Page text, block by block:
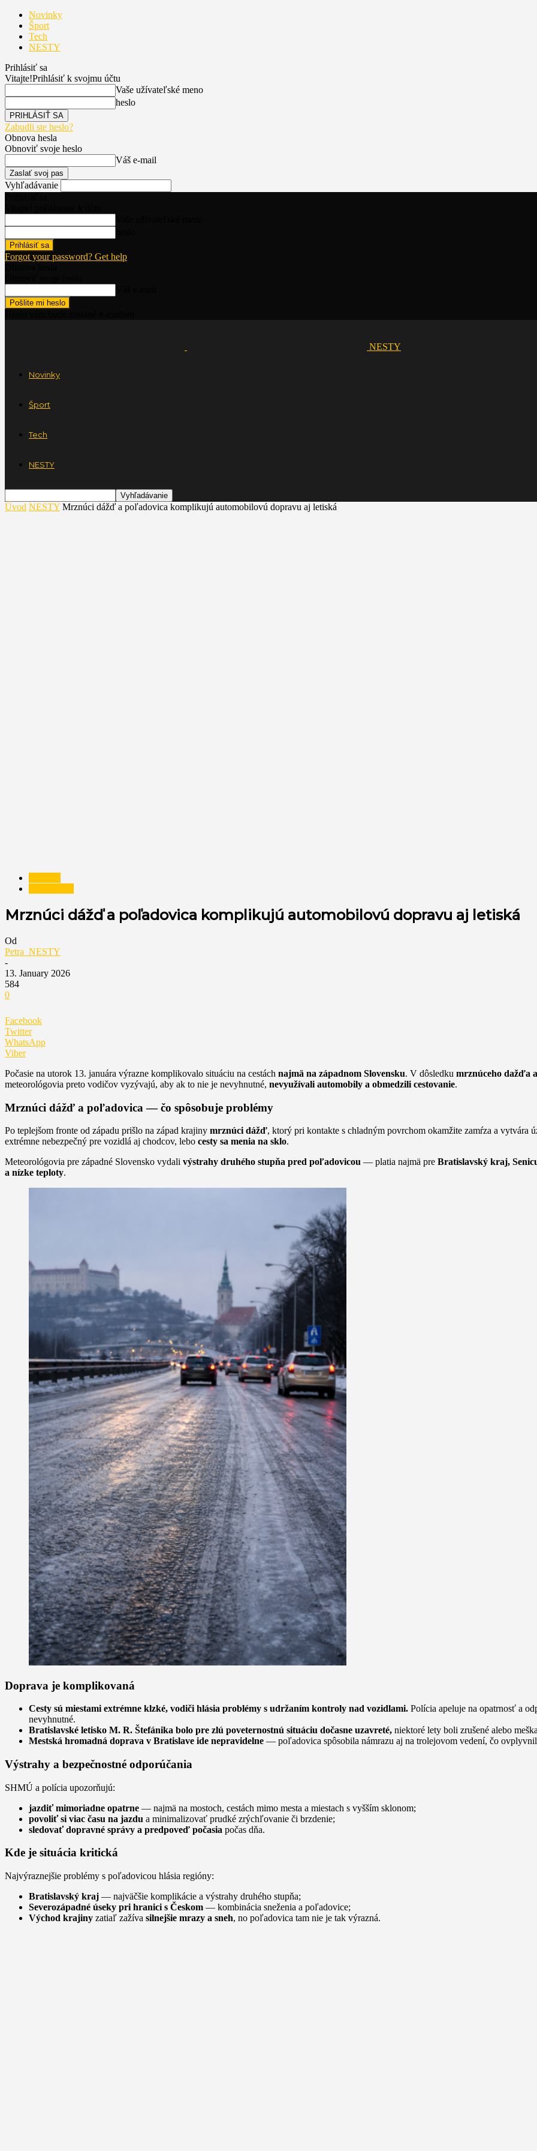
Novinky
Šport
Tech
NESTY
Prihlásiť sa
Vitajte!Prihlásiť k svojmu účtu
Vaše užívateľské meno
heslo
Zabudli ste heslo?
Obnova hesla
Obnoviť svoje heslo
Váš e-mail
Vyhľadávanie
Forgot your password? Get help
NESTY
Novinky
Šport
Tech
NESTY
Úvod NESTY Mrznúci dážď a poľadovica komplikujú automobilovú dopravu aj letiská
Mrznúci dážď a poľadovica komplikujú automobilovú dopravu aj letiská
Od
Petra_NESTY
-
13. January 2026
584
0
Facebook
Twitter
WhatsApp
Viber
Počasie na utorok 13. januára výrazne komplikovalo situáciu na cestách najmä na západnom Slovensku. V dôsledku mrznúceho dažďa
meteorológovia preto vodičov vyzývajú, aby ak to nie je nevyhnutné, nevyužívali automobily a obmedzili cestovanie.
Mrznúci dážď a poľadovica — čo spôsobuje problémy
Po teplejšom fronte od západu prišlo na západ krajiny mrznúci dážď, ktorý pri kontakte s chladným povrchom okamžite zamŕza a
extrémne nebezpečný pre vozidlá aj chodcov, lebo cesty sa menia na sklo.
Meteorológovia pre západné Slovensko vydali výstrahy druhého stupňa pred poľadovicou — platia najmä pre Bratislavský kraj,
a nízke teploty.
Doprava je komplikovaná
Cesty sú miestami extrémne klzké, vodiči hlásia problémy s udržaním kontroly nad vozidlami. Polícia apeluje na opatrnosť a
nevyhnutné.
Bratislavské letisko M. R. Štefánika bolo pre zlú poveternostnú situáciu dočasne uzavreté, niektoré lety boli zrušené alebo
Mestská hromadná doprava v Bratislave ide nepravidelne — poľadovica spôsobila námrazu aj na trolejovom vedení, čo
Výstrahy a bezpečnostné odporúčania
SHMÚ a polícia upozorňujú:
jazdiť mimoriadne opatrne — najmä na mostoch, cestách mimo mesta a miestach s vyšším sklonom;
povoliť si viac času na jazdu a minimalizovať prudké zrýchľovanie či brzdenie;
sledovať dopravné správy a predpoveď počasia počas dňa.
Kde je situácia kritická
Najvýraznejšie problémy s poľadovicou hlásia regióny:
Bratislavský kraj — najväčšie komplikácie a výstrahy druhého stupňa;
Severozápadné úseky pri hranici s Českom — kombinácia sneženia a poľadovice;
Východ krajiny zatiaľ zažíva silnejšie mrazy a sneh, no poľadovica tam nie je tak výrazná.